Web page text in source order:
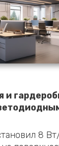
и
8